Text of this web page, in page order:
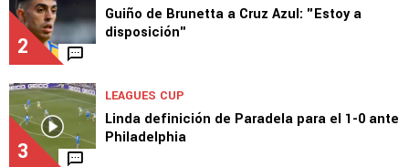
2
Guiño de Brunetta a Cruz Azul: "Estoy a
disposición"
3
LEAGUES CUP
Linda definición de Paradela para el 1-0 ante
Philadelphia